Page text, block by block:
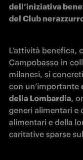
dell’iniziativa
del Club
L’attività benefica,
Campobasso in
milanesi, si
con un’importante
della Lombardia,
generi alimentari e
alimentari e della
caritative sparse